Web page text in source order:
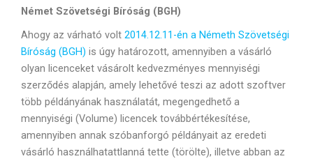
Német Szövetségi Bíróság (BGH)
Ahogy az várható volt 2014.12.11-én a Németh Szövetségi
Bíróság (BGH) is úgy határozott, amennyiben a vásárló
olyan licenceket vásárolt kedvezményes mennyiségi
szerződés alapján, amely lehetővé teszi az adott szoftver
több példányának használatát, megengedhető a
mennyiségi (Volume) licencek továbbértékesítése,
amennyiben annak szóbanforgó példányait az eredeti
vásárló használhatattlanná tette (törölte), illetve abban az